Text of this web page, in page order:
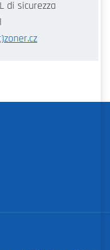
di sicurezza